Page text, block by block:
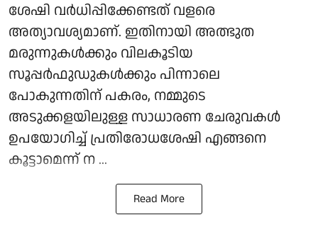
ശേഷി വർധിപ്പിക്കേണ്ടത് വളരെ
അത്യാവശ്യമാണ്. ഇതിനായി അത്ഭുത
മരുന്നുകൾക്കും വിലകൂടിയ
സൂപ്പർഫുഡുകൾക്കും പിന്നാലെ
പോകുന്നതിന് പകരം, നമ്മുടെ
അടുക്കളയിലുള്ള സാധാരണ ചേരുവകൾ
ഉപയോഗിച്ച് പ്രതിരോധശേഷി എങ്ങനെ
കൂട്ടാമെന്ന് ന ...
Read More